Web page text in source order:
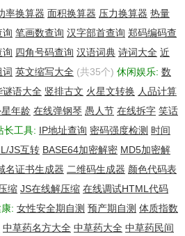
率换算器 面积换算器 压力换算器 热量
询 笔画数查询 汉字部首查询 郑码编码查
询 四角号码查询 汉语词典 诗词大全 近
词 英文缩写大全 (共35个) 休闲娱乐: 数
谜语大全 竖排古文 火星文转换 人品计算
年龄 在线弹钢琴 愚人节 在线拆字 笑话
长工具: IP地址查询 密码强度检测 时间
JS互转 BASE64加密解密 MD5加密解
名证书生成器 二维码生成器 颜色代码表
缩 JS在线解压缩 在线调试HTML代码
: 女性安全期自测 预产期自测 体质指数
中草药名方大全 中草药大全 中草药民间